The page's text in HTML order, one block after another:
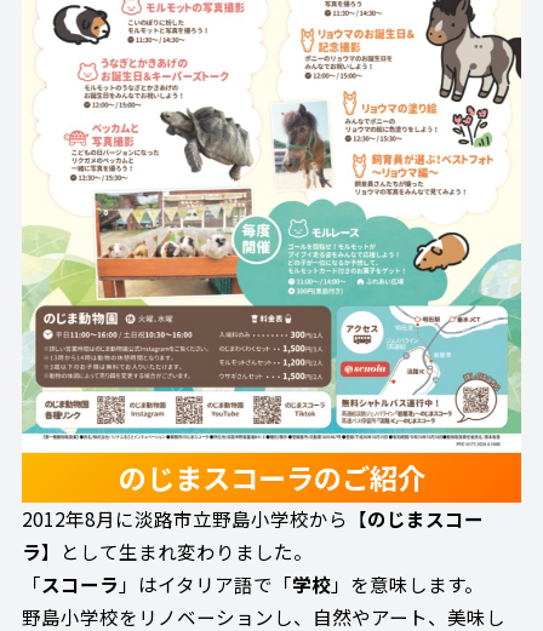
のじまスコーラのご紹介
2012年8月に淡路市立野島小学校から【のじまスコー
ラ】として生まれ変わりました。
「スコーラ 」はイタリア語で「学校」を意味します。
野島小学校をリノベーションし、自然やアート、美味し